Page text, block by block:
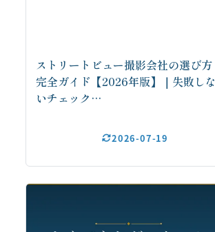
ストリートビュー撮影会社の選び方
完全ガイド【2026年版】｜失敗しな
いチェック…
2026-07-19